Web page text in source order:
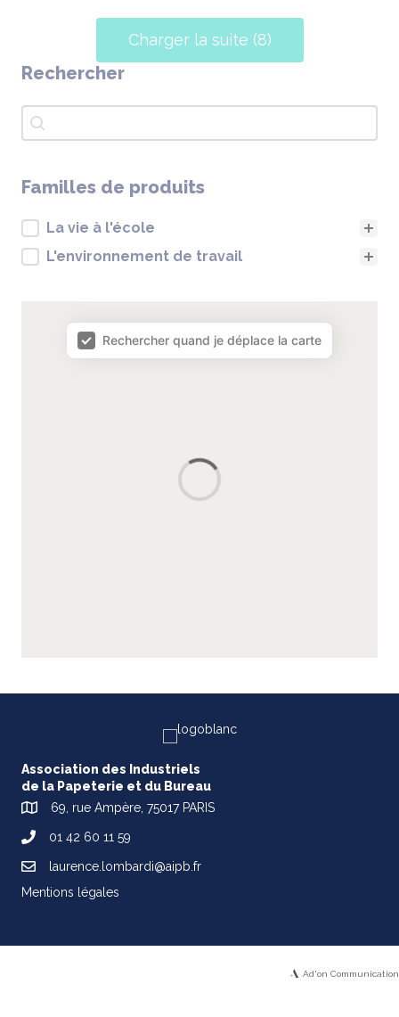
Charger la suite (8)
Rechercher
Rechercher
Rechercher
Familles de produits
Familles de produits
La vie à l'école
L'environnement de travail
Rechercher quand je déplace la carte
Association des Industriels
de la Papeterie et du Bureau
69, rue Ampère, 75017 PARIS
01 42 60 11 59
laurence.lombardi@aipb.fr
Mentions légales
Ad'on Communication